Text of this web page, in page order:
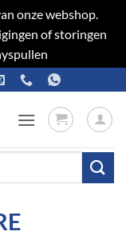
onze webshop.
of storingen